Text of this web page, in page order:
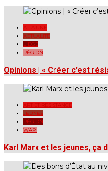
ACTUALITÉ
LIÈGE
RÉGION
Opinions | « Créer c’est
JEUNES
RÉGION
WAPI
Karl Marx et les jeunes, ça